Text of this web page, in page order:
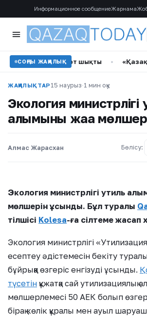
Информационное сообщениеЖарнама
СОҢҒЫ ЖАҢАЛЫҚ
өрт шықты • «Қазақтың үш
ЖАҢАЛЫҚТАР 15 наурыз·1 мин оқу
Экология министрлігі
алымының жаңа
Алмас Жарасхан Бөлісу:
Экология министрлігі утиль
мөлшерін ұсынды. Бұл туралы
тілшісі Kolesa-ға сілтеме жасап
Экология министрлігі
есептеу әдістемесін бекіту
бұйрыққа өзгеріс енгізуді ұсынды.
түсетін құжатқа сай утилизациялық
мөлшерлемесі 50 АЕК болып
бірақ көлік құралы мен ауыл